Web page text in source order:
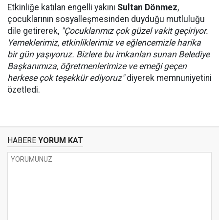
Etkinliğe katılan engelli yakını Sultan Dönmez,
çocuklarının sosyalleşmesinden duyduğu mutluluğu
dile getirerek, "Çocuklarımız çok güzel vakit geçiriyor.
Yemeklerimiz, etkinliklerimiz ve eğlencemizle harika
bir gün yaşıyoruz. Bizlere bu imkanları sunan Belediye
Başkanımıza, öğretmenlerimize ve emeği geçen
herkese çok teşekkür ediyoruz"diyerek memnuniyetini
özetledi.
HABERE YORUM KAT